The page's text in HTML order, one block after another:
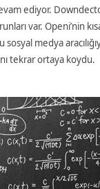
ediyor.
var. Openi’nin
medya
tekrar ortaya koydu.